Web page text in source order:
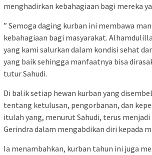
menghadirkan kebahagiaan bagi mereka
” Semoga daging kurban ini membawa
kebahagiaan bagi masyarakat.
yang kami salurkan dalam kondisi sehat
yang baik sehingga manfaatnya bisa
tutur Sahudi.
Di balik setiap hewan kurban yang
tentang ketulusan, pengorbanan, dan
itulah yang, menurut Sahudi, terus
Gerindra dalam mengabdikan diri kepada
Ia menambahkan, kurban tahun ini juga